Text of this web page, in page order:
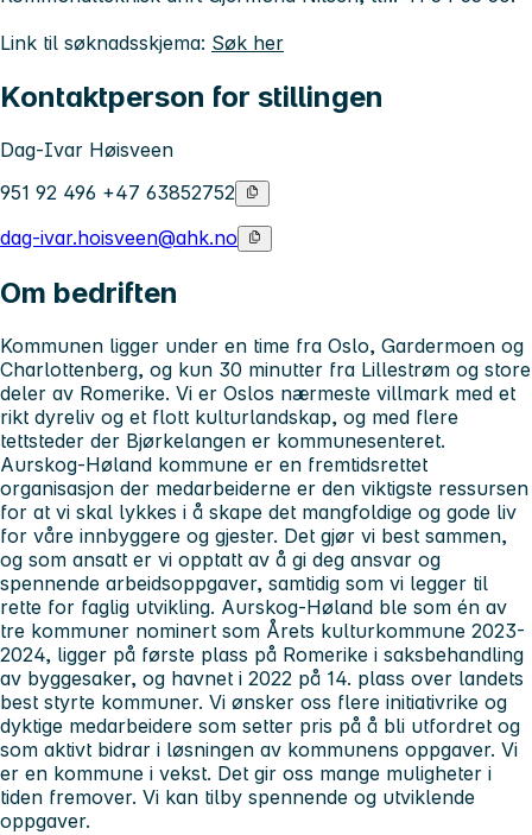
Link til søknadsskjema: Søk her
Kontaktperson for stillingen
Dag-Ivar Høisveen
951 92 496 +47 63852752
dag-ivar.hoisveen@ahk.no
Om bedriften
Kommunen ligger under en time fra Oslo, Gardermoen og
Charlottenberg, og kun 30 minutter fra Lillestrøm og store
deler av Romerike. Vi er Oslos nærmeste villmark med et
rikt dyreliv og et flott kulturlandskap, og med flere
tettsteder der Bjørkelangen er kommunesenteret.
Aurskog-Høland kommune er en fremtidsrettet
organisasjon der medarbeiderne er den viktigste ressursen
for at vi skal lykkes i å skape det mangfoldige og gode liv
for våre innbyggere og gjester. Det gjør vi best sammen,
og som ansatt er vi opptatt av å gi deg ansvar og
spennende arbeidsoppgaver, samtidig som vi legger til
rette for faglig utvikling. Aurskog-Høland ble som én av
tre kommuner nominert som Årets kulturkommune 2023-
2024, ligger på første plass på Romerike i saksbehandling
av byggesaker, og havnet i 2022 på 14. plass over landets
best styrte kommuner. Vi ønsker oss flere initiativrike og
dyktige medarbeidere som setter pris på å bli utfordret og
som aktivt bidrar i løsningen av kommunens oppgaver. Vi
er en kommune i vekst. Det gir oss mange muligheter i
tiden fremover. Vi kan tilby spennende og utviklende
oppgaver.